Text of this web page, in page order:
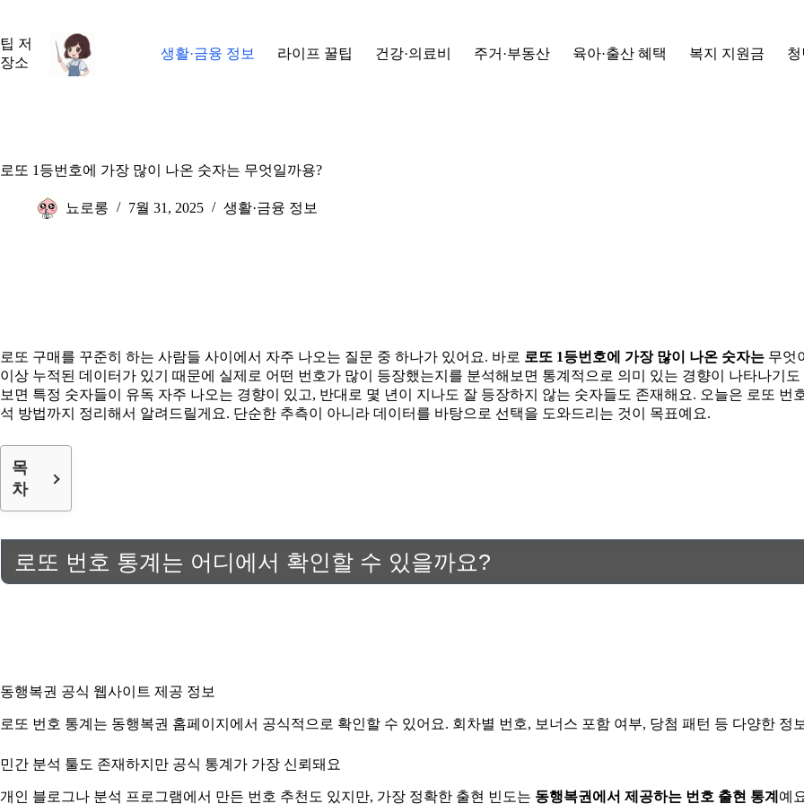
으
로
팁 저
장소
생활·금융 정보 라이프 꿀팁 건강·의료비 주거·부동산 육아·출산 혜택 복지 지원금 청
로또 1등번호에 가장 많이 나온 숫자는 무엇일까용?
뇨로롱 7월 31, 2025 생활·금융 정보
로또 구매를 꾸준히 하는 사람들 사이에서 자주 나오는 질문 중 하나가 있어요. 바로 로또 1등번호에 가장 많이 나온 숫자는 무엇
이상 누적된 데이터가 있기 때문에 실제로 어떤 번호가 많이 등장했는지를 분석해보면 통계적으로 의미 있는 경향이 나타나기
보면 특정 숫자들이 유독 자주 나오는 경향이 있고, 반대로 몇 년이 지나도 잘 등장하지 않는 숫자들도 존재해요. 오늘은 로또
석 방법까지 정리해서 알려드릴게요. 단순한 추측이 아니라 데이터를 바탕으로 선택을 도와드리는 것이 목표예요.
목
차
로또 번호 통계는 어디에서 확인할 수 있을까요?
동행복권 공식 웹사이트 제공 정보
로또 번호 통계는 동행복권 홈페이지에서 공식적으로 확인할 수 있어요. 회차별 번호, 보너스 포함 여부, 당첨 패턴 등 다양한 정
민간 분석 툴도 존재하지만 공식 통계가 가장 신뢰돼요
개인 블로그나 분석 프로그램에서 만든 번호 추천도 있지만, 가장 정확한 출현 빈도는 동행복권에서 제공하는 번호 출현 통계 예